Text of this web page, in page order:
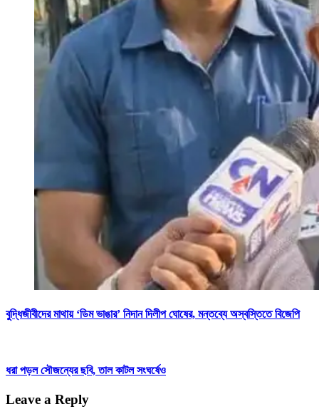
বুদ্ধিজীবীদের মাথায় ‘ডিম ভাঙার’ নিদান দিলীপ ঘোষের, মন্তব্যে অস্বস্তিতে বিজেপি
ধরা পড়ল সৌজন্যের ছবি, তাল কাটল সংঘর্ষেও
Leave a Reply